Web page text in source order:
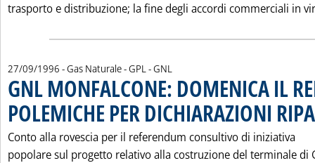
trasporto e distribuzione; la fine degli accordi commerciali in
27/09/1996 - Gas Naturale - GPL - GNL
GNL MONFALCONE: DOMENICA IL
POLEMICHE PER DICHIARAZIONI
Conto alla rovescia per il referendum consultivo di iniziativa
popolare sul progetto relativo alla costruzione del terminale di